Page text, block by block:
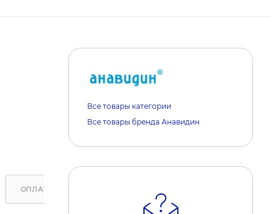
ОПЛАТА
Все товары категории
Все товары бренда Анавидин